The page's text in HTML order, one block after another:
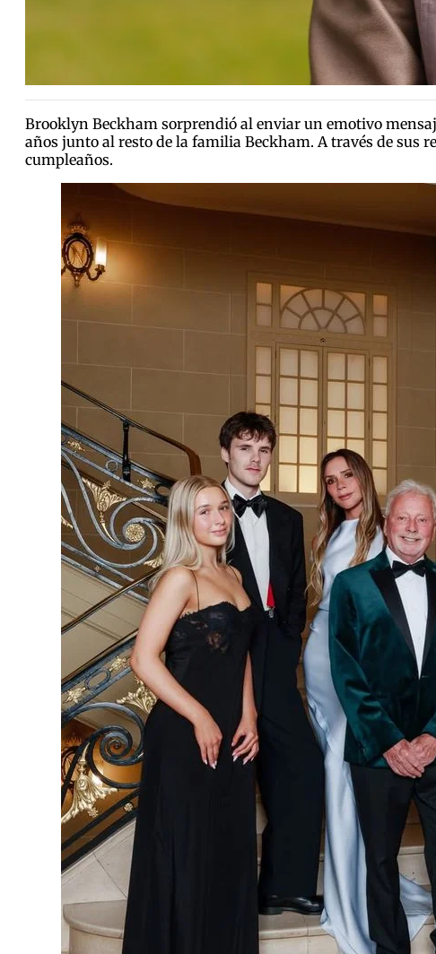
Brooklyn Beckham sorprendió al enviar un emotivo
años junto al resto de la familia Beckham. A través de sus
cumpleaños.